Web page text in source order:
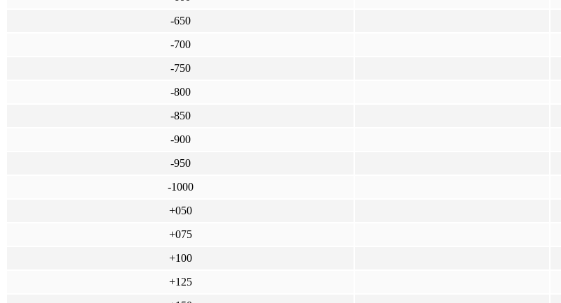
-650
-700
-750
-800
-850
-900
-950
-1000
+050
+075
+100
+125